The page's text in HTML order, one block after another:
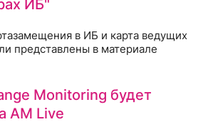
ИБ"
в ИБ и карта ведущих
представлены в материале
Monitoring будет
AM Live